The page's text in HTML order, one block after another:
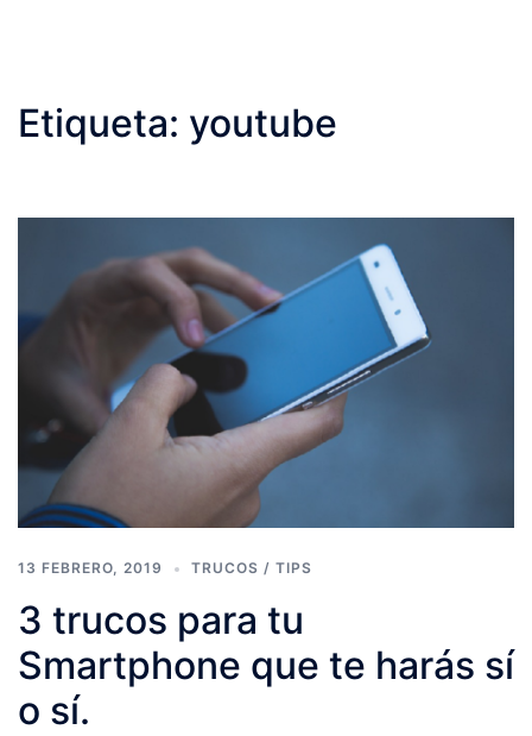
Etiqueta: youtube
13 FEBRERO, 2019 TRUCOS / TIPS
3 trucos para tu
Smartphone que te harás sí
o sí.